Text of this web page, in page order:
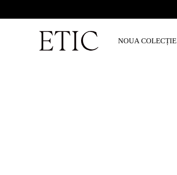
NOUA COLECȚIE